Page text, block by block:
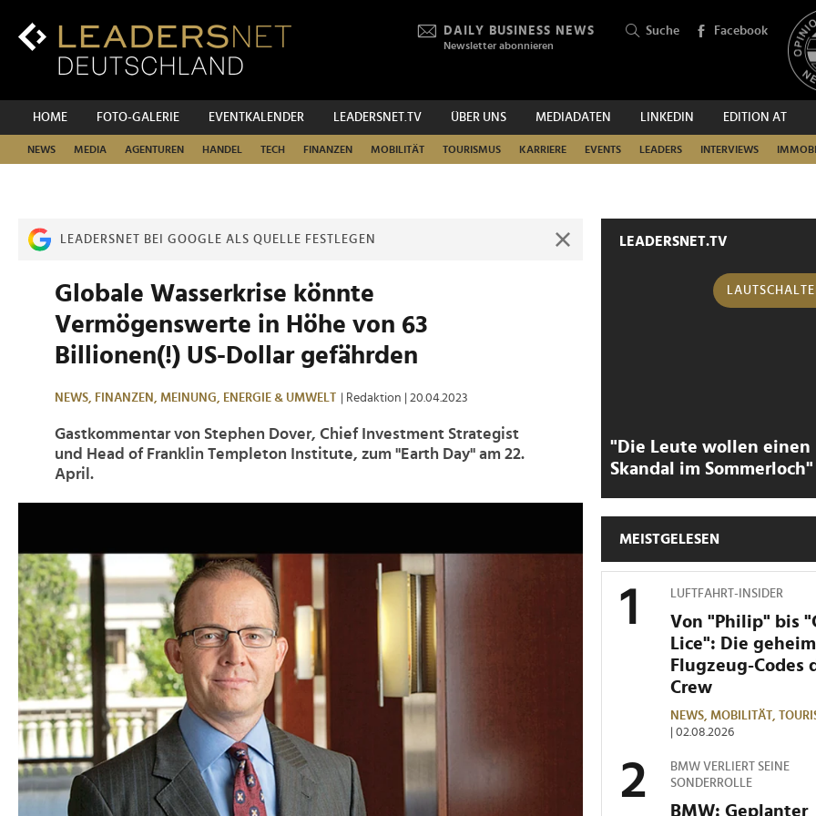
Inhalt
DAILY BUSINESS NEWS
Newsletter abonnieren
Suche Facebook
HOME FOTO-GALERIE EVENTKALENDER LEADERSNET.TV ÜBER UNS MEDIADATEN LINKEDIN EDITION AT
NEWS MEDIA AGENTUREN HANDEL TECH FINANZEN MOBILITÄT TOURISMUS KARRIERE EVENTS LEADERS INTERVIEWS
SUCHEN
LEADERSNET BEI GOOGLE ALS QUELLE FESTLEGEN
Globale Wasserkrise könnte
Vermögenswerte in Höhe von 63
Billionen(!) US-Dollar gefährden
NEWS, FINANZEN, MEINUNG, ENERGIE & UMWELT | Redaktion | 20.04.2023
Gastkommentar von Stephen Dover, Chief Investment Strategist
und Head of Franklin Templeton Institute, zum "Earth Day" am 22.
April.
LEADERSNET.TV
"Die Leute wollen einen
Skandal im Sommerloch"
MEISTGELESEN
LUFTFAHRT-INSIDER
Von "Philip" bis
Lice": Die
Flugzeug-Codes
Crew
NEWS, MOBILITÄT,
| 02.08.2026
BMW VERLIERT SEINE
SONDERROLLE
BMW: Geplanter